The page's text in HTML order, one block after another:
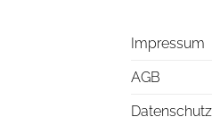
Impressum
AGB